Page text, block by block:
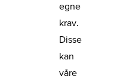
egne
krav.
Disse
kan
våre